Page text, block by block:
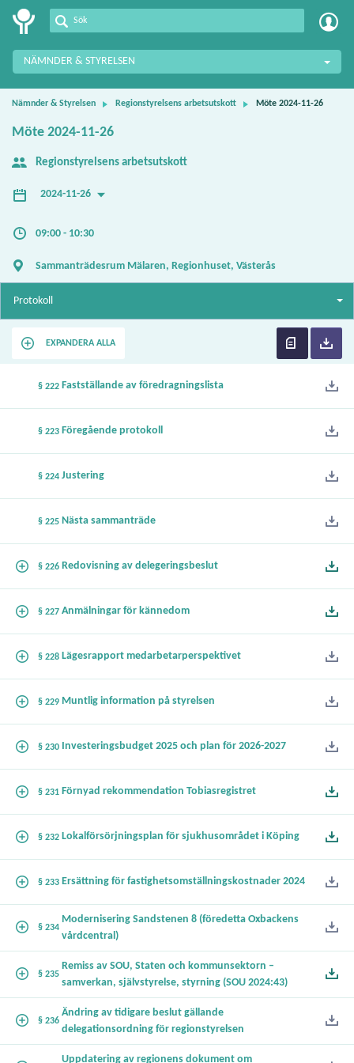
Meetings+
NÄMNDER & STYRELSEN
Nämnder & Styrelsen Regionstyrelsens arbetsutskott Möte 2024-11-26
Möte 2024-11-26
Regionstyrelsens arbetsutskott
2024-11-26
09:00 - 10:30
Sammanträdesrum Mälaren, Regionhuset, Västerås
Protokoll
EXPANDERA ALLA
§ 222 Fastställande av föredragningslista
§ 223 Föregående protokoll
§ 224 Justering
§ 225 Nästa sammanträde
§ 226 Redovisning av delegeringsbeslut
§ 227 Anmälningar för kännedom
§ 228 Lägesrapport medarbetarperspektivet
§ 229 Muntlig information på styrelsen
§ 230 Investeringsbudget 2025 och plan för 2026-2027
§ 231 Förnyad rekommendation Tobiasregistret
§ 232 Lokalförsörjningsplan för sjukhusområdet i Köping
§ 233 Ersättning för fastighetsomställningskostnader 2024
§ 234
Modernisering Sandstenen 8 (föredetta Oxbackens
vårdcentral)
§ 235
Remiss av SOU, Staten och kommunsektorn –
samverkan, självstyrelse, styrning (SOU 2024:43)
§ 236
Ändring av tidigare beslut gällande
delegationsordning för regionstyrelsen
Uppdatering av regionens dokument om